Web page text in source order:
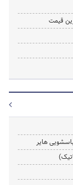
قیمت
هایر